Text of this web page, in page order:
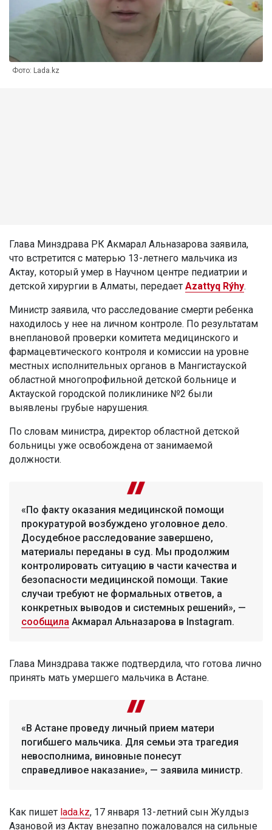
Фото: Lada.kz
Глава Минздрава РК Акмарал Альназарова заявила,
что встретится с матерью 13-летнего мальчика из
Актау, который умер в Научном центре педиатрии и
детской хирургии в Алматы, передает Azattyq Rýhy.
Министр заявила, что расследование смерти ребенка
находилось у нее на личном контроле. По результатам
внеплановой проверки комитета медицинского и
фармацевтического контроля и комиссии на уровне
местных исполнительных органов в Мангистауской
областной многопрофильной детской больнице и
Актауской городской поликлинике №2 были
выявлены грубые нарушения.
По словам министра, директор областной детской
больницы уже освобождена от занимаемой
должности.
«По факту оказания медицинской помощи
прокуратурой возбуждено уголовное дело.
Досудебное расследование завершено,
материалы переданы в суд. Мы продолжим
контролировать ситуацию в части качества и
безопасности медицинской помощи. Такие
случаи требуют не формальных ответов, а
конкретных выводов и системных решений», —
сообщила Акмарал Альназарова в Instagram.
Глава Минздрава также подтвердила, что готова лично
принять мать умершего мальчика в Астане.
«В Астане проведу личный прием матери
погибшего мальчика. Для семьи эта трагедия
невосполнима, виновные понесут
справедливое наказание», — заявила министр.
Как пишет lada.kz, 17 января 13-летний сын Жулдыз
Азановой из Актау внезапно пожаловался на сильные